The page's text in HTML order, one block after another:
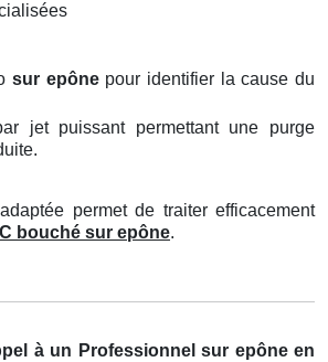
ées
sur epône pour identifier la cause du
jet puissant permettant une purge
permet de traiter efficacement
bouché sur epône.
à un Professionnel sur epône en